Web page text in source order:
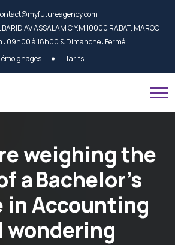
BARID AV ASSALAM C.Y.M 10000 RABAT. MAROC
: 09h00 à 18h00 & Dimanche : Fermé
Tarifs
weighing the
a Bachelor’s
in Accounting
wondering